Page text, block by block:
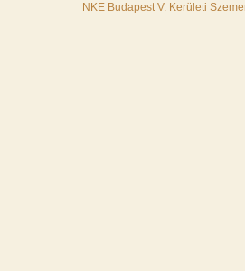
NKE Budapest V. Kerületi